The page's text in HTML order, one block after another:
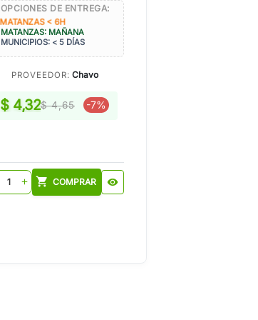
OPCIONES DE ENTREGA:
MATANZAS < 6H
MATANZAS: MAÑANA
MUNICIPIOS: < 5 DÍAS
PROVEEDOR: Chavo
$ 4,32$ 4,65 -7%
add shopping_cart COMPRAR visibility